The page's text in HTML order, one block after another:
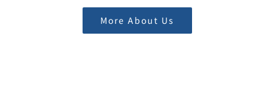
More About Us